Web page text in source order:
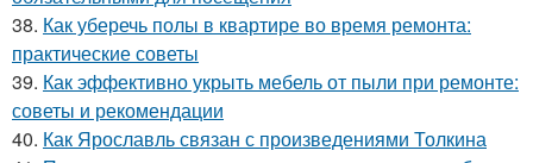
38. Как уберечь полы в квартире во время ремонта:
практические советы
39. Как эффективно укрыть мебель от пыли при ремонте:
советы и рекомендации
40. Как Ярославль связан с произведениями Толкина